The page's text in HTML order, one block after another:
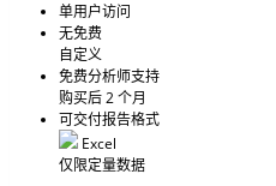
单用户访问
无免费
自定义
免费分析师支持
购买后 2 个月
可交付报告格式
Excel
仅限定量数据